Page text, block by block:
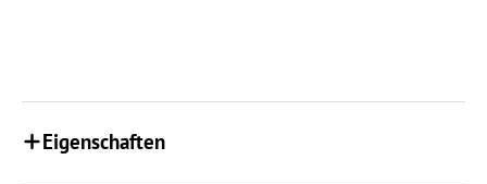
Eigenschaften